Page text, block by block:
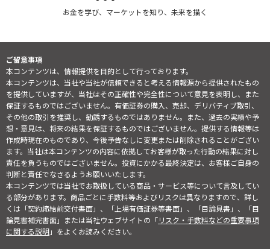
お金を学び、マーケットを知り、未来を描く
ご留意事項
本コンテンツは、情報提供を目的として行っております。
本コンテンツは、当社や当社が信頼できると考える情報源から提供されたもの
を提供していますが、当社はその正確性や完全性について意見を表明し、また
保証するものではございません。有価証券の購入、売却、デリバティブ取引、
その他の取引を推奨し、勧誘するものではありません。また、過去の実績や予
想・意見は、将来の結果を保証するものではございません。提供する情報等は
作成時現在のものであり、今後予告なしに変更または削除されることがござい
ます。当社は本コンテンツの内容に依拠してお客様が取った行動の結果に対し
責任を負うものではございません。投資にかかる最終決定は、お客様ご自身の
判断と責任でなさるようお願いいたします。
本コンテンツでは当社でお取扱している商品・サービス等について言及してい
る部分があります。商品ごとに手数料等およびリスクは異なりますので、詳し
くは「契約締結前交付書面」、「上場有価証券等書面」、「目論見書」、「目
論見書補完書面」または当社ウェブサイトの「リスク・手数料などの重要事項
に関する説明」をよくお読みください。